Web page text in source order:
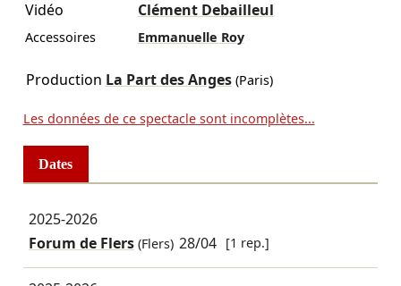
Vidéo
Clément Debailleul
Accessoires Emmanuelle Roy
Production La Part des Anges(Paris)
Les données de ce spectacle sont incomplètes...
Dates
2025-2026
Forum de Flers(Flers) 28/04 [1 rep.]